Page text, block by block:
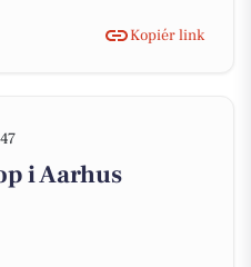
Kopiér link
i Aarhus